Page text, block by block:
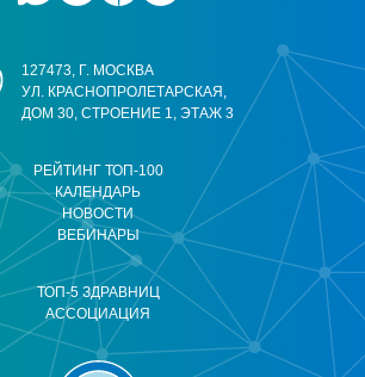
РЕЙТИНГ ТОП-100
КАЛЕНДАРЬ
НОВОСТИ
ВЕБИНАРЫ
ТОП-5 ЗДРАВНИЦ
АССОЦИАЦИЯ
127473, Г. МОСКВА
УЛ. КРАСНОПРОЛЕТАРСКАЯ,
ДОМ 30, СТРОЕНИЕ 1, ЭТАЖ 3